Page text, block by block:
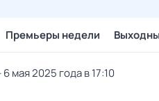
Премьеры недели
мая 2025 года в 17:10